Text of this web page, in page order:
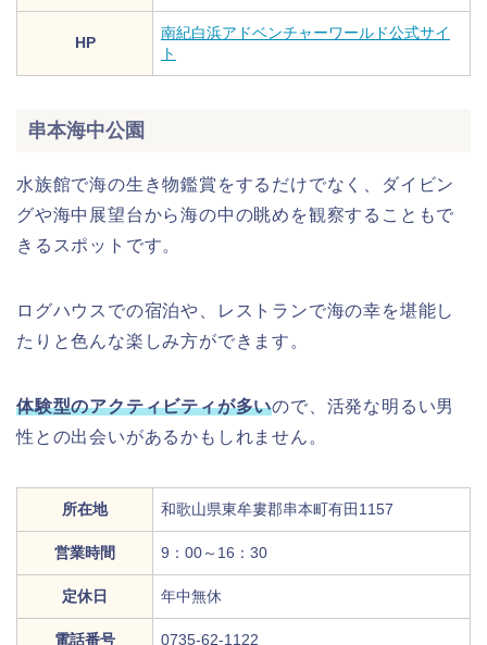
HP
南紀白浜アドベンチャーワールド公式サイ
ト
串本海中公園
水族館で海の生き物鑑賞をするだけでなく、ダイビン
グや海中展望台から海の中の眺めを観察することもで
きるスポットです。
ログハウスでの宿泊や、レストランで海の幸を堪能し
たりと色んな楽しみ方ができます。
体験型のアクティビティが多いので、活発な明るい男
性との出会いがあるかもしれません。
所在地 和歌山県東牟婁郡串本町有田1157
営業時間 9：00～16：30
定休日 年中無休
電話番号 0735‐62‐1122